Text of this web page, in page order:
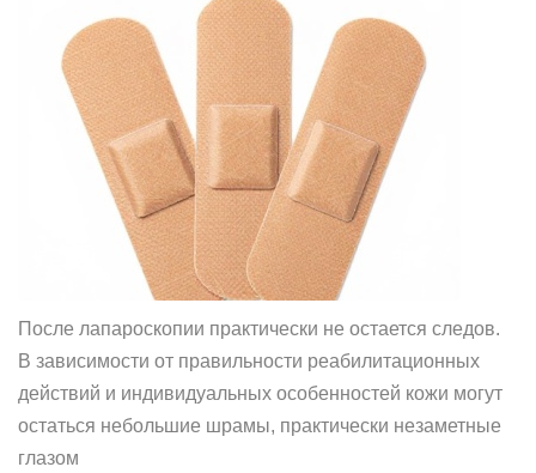
После лапароскопии практически не остается следов.
В зависимости от правильности реабилитационных
действий и индивидуальных особенностей кожи могут
остаться небольшие шрамы, практически незаметные
глазом